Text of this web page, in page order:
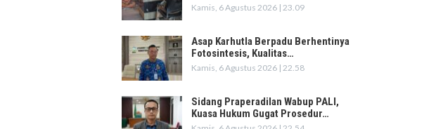
Kamis, 6 Agustus 2026 | 23.09
Asap Karhutla Berpadu Berhentinya
Fotosintesis, Kualitas…
Kamis, 6 Agustus 2026 | 22.58
Sidang Praperadilan Wabup PALI,
Kuasa Hukum Gugat Prosedur…